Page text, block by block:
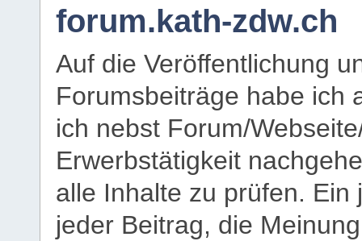
forum.kath-zdw.ch
Auf die Veröffentlichung
Forumsbeiträge habe ich
ich nebst Forum/
Erwerbstätigkeit
alle Inhalte zu prüfen.
jeder Beitrag, die